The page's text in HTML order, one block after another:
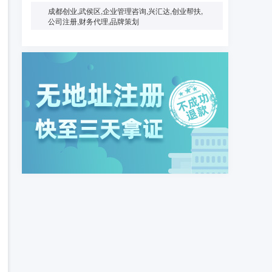
成都创业,武侯区,企业管理咨询,兴汇达,创业帮扶,
公司注册,财务代理,品牌策划